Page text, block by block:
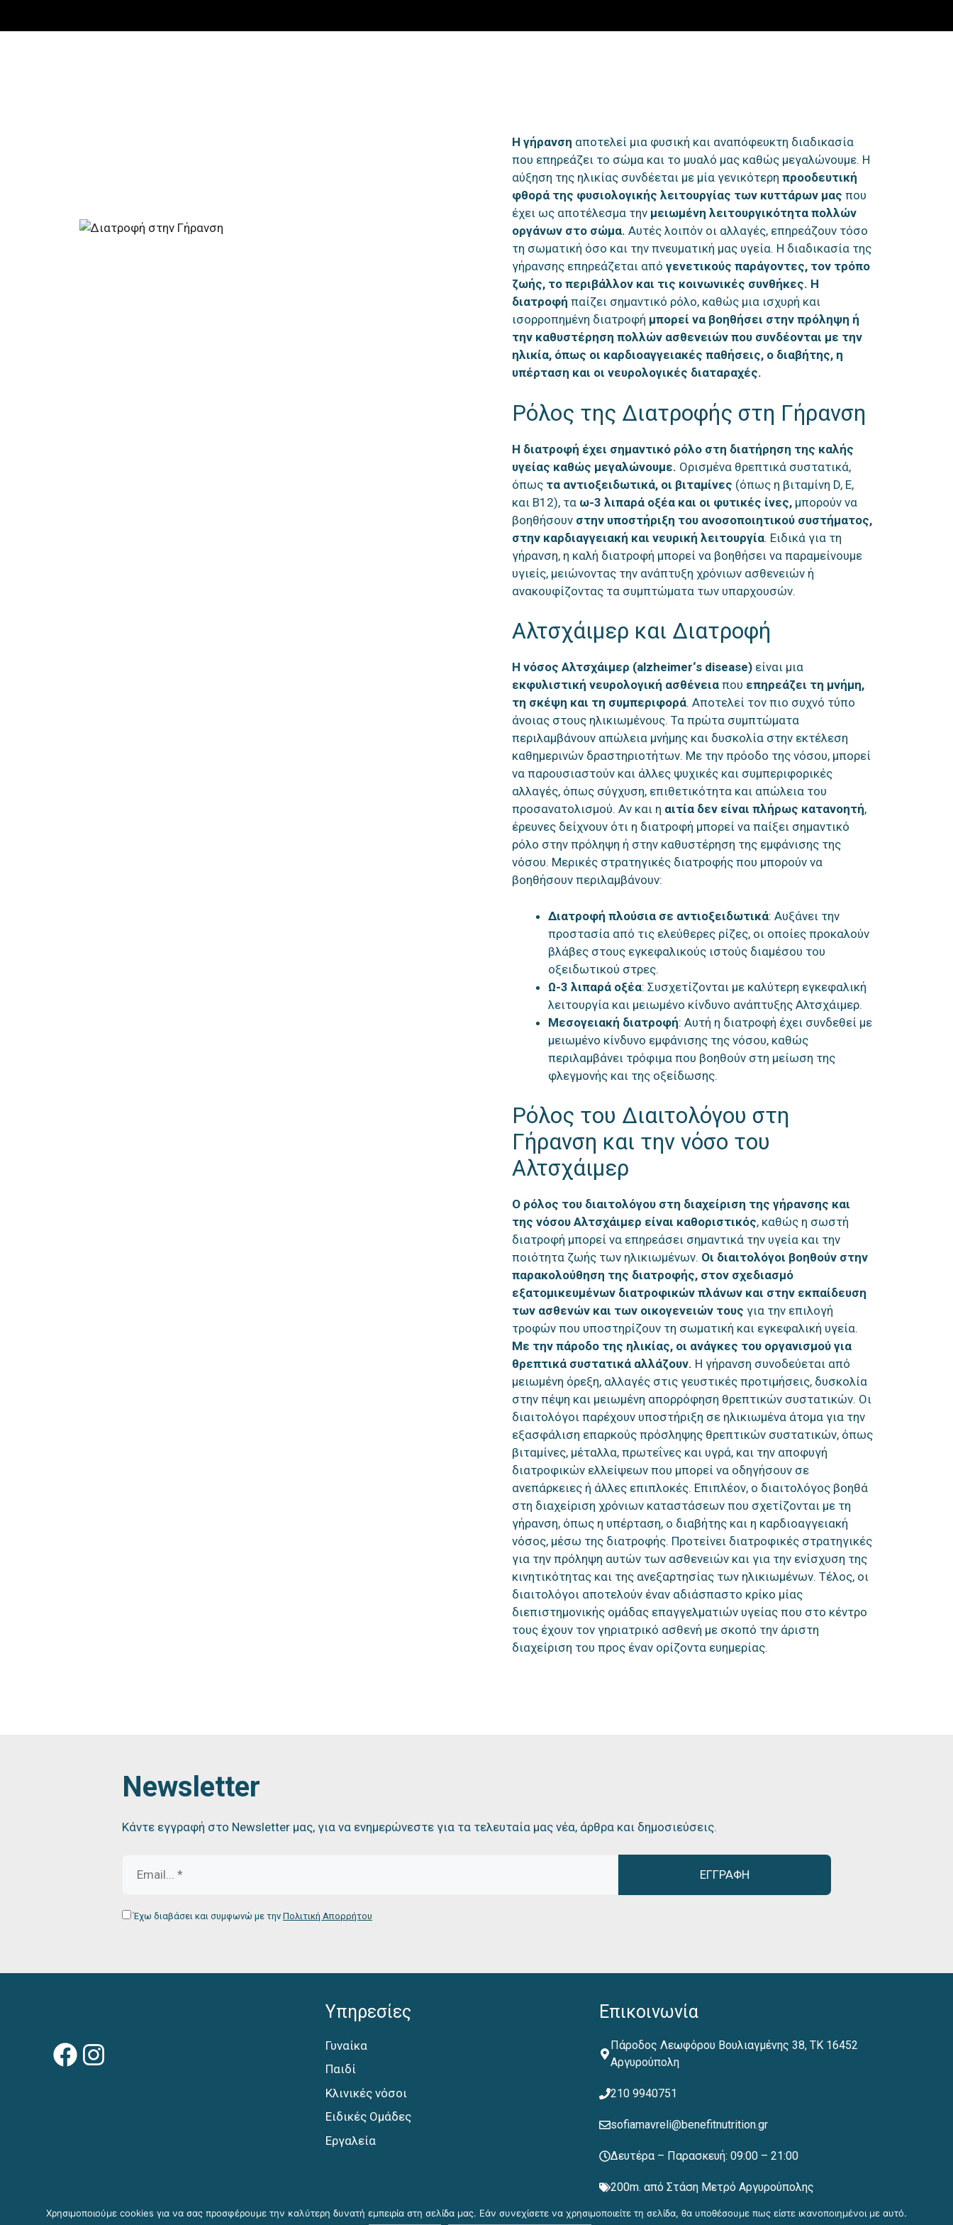
Η γήρανση αποτελεί μια φυσική και αναπόφευκτη διαδικασία
που επηρεάζει το σώμα και το μυαλό μας καθώς μεγαλώνουμε. Η
αύξηση της ηλικίας συνδέεται με μία γενικότερη προοδευτική
φθορά της φυσιολογικής λειτουργίας των κυττάρων μας που
έχει ως αποτέλεσμα την μειωμένη λειτουργικότητα πολλών
οργάνων στο σώμα. Αυτές λοιπόν οι αλλαγές, επηρεάζουν τόσο
τη σωματική όσο και την πνευματική μας υγεία. Η διαδικασία της
γήρανσης επηρεάζεται από γενετικούς παράγοντες, τον τρόπο
ζωής, το περιβάλλον και τις κοινωνικές συνθήκες. Η
διατροφή παίζει σημαντικό ρόλο, καθώς μια ισχυρή και
ισορροπημένη διατροφή μπορεί να βοηθήσει στην πρόληψη ή
την καθυστέρηση πολλών ασθενειών που συνδέονται με την
ηλικία, όπως οι καρδιοαγγειακές παθήσεις, ο διαβήτης, η
υπέρταση και οι νευρολογικές διαταραχές.
Ρόλος της Διατροφής στη Γήρανση
Η διατροφή έχει σημαντικό ρόλο στη διατήρηση της καλής
υγείας καθώς μεγαλώνουμε. Ορισμένα θρεπτικά συστατικά,
όπως τα αντιοξειδωτικά, οι βιταμίνες (όπως η βιταμίνη D, E,
και B12), τα ω-3 λιπαρά οξέα και οι φυτικές ίνες, μπορούν να
βοηθήσουν στην υποστήριξη του ανοσοποιητικού συστήματος,
στην καρδιαγγειακή και νευρική λειτουργία. Ειδικά για τη
γήρανση, η καλή διατροφή μπορεί να βοηθήσει να παραμείνουμε
υγιείς, μειώνοντας την ανάπτυξη χρόνιων ασθενειών ή
ανακουφίζοντας τα συμπτώματα των υπαρχουσών.
Αλτσχάιμερ και Διατροφή
Η νόσος Αλτσχάιμερ (alzheimer‘s disease) είναι μια
εκφυλιστική νευρολογική ασθένεια που επηρεάζει τη μνήμη,
τη σκέψη και τη συμπεριφορά. Αποτελεί τον πιο συχνό τύπο
άνοιας στους ηλικιωμένους. Τα πρώτα συμπτώματα
περιλαμβάνουν απώλεια μνήμης και δυσκολία στην εκτέλεση
καθημερινών δραστηριοτήτων. Με την πρόοδο της νόσου, μπορεί
να παρουσιαστούν και άλλες ψυχικές και συμπεριφορικές
αλλαγές, όπως σύγχυση, επιθετικότητα και απώλεια του
προσανατολισμού. Αν και η αιτία δεν είναι πλήρως κατανοητή,
έρευνες δείχνουν ότι η διατροφή μπορεί να παίξει σημαντικό
ρόλο στην πρόληψη ή στην καθυστέρηση της εμφάνισης της
νόσου. Μερικές στρατηγικές διατροφής που μπορούν να
βοηθήσουν περιλαμβάνουν:
Διατροφή πλούσια σε αντιοξειδωτικά: Αυξάνει την
προστασία από τις ελεύθερες ρίζες, οι οποίες προκαλούν
βλάβες στους εγκεφαλικούς ιστούς διαμέσου του
οξειδωτικού στρες.
Ω-3 λιπαρά οξέα: Συσχετίζονται με καλύτερη εγκεφαλική
λειτουργία και μειωμένο κίνδυνο ανάπτυξης Αλτσχάιμερ.
Μεσογειακή διατροφή: Αυτή η διατροφή έχει συνδεθεί με
μειωμένο κίνδυνο εμφάνισης της νόσου, καθώς
περιλαμβάνει τρόφιμα που βοηθούν στη μείωση της
φλεγμονής και της οξείδωσης.
Ρόλος του Διαιτολόγου στη
Γήρανση και την νόσο του
Αλτσχάιμερ
Ο ρόλος του διαιτολόγου στη διαχείριση της γήρανσης και
της νόσου Αλτσχάιμερ είναι καθοριστικός, καθώς η σωστή
διατροφή μπορεί να επηρεάσει σημαντικά την υγεία και την
ποιότητα ζωής των ηλικιωμένων. Οι διαιτολόγοι βοηθούν στην
παρακολούθηση της διατροφής, στον σχεδιασμό
εξατομικευμένων διατροφικών πλάνων και στην εκπαίδευση
των ασθενών και των οικογενειών τους για την επιλογή
τροφών που υποστηρίζουν τη σωματική και εγκεφαλική υγεία.
Με την πάροδο της ηλικίας, οι ανάγκες του οργανισμού για
θρεπτικά συστατικά αλλάζουν. Η γήρανση συνοδεύεται από
μειωμένη όρεξη, αλλαγές στις γευστικές προτιμήσεις, δυσκολία
στην πέψη και μειωμένη απορρόφηση θρεπτικών συστατικών. Οι
διαιτολόγοι παρέχουν υποστήριξη σε ηλικιωμένα άτομα για την
εξασφάλιση επαρκούς πρόσληψης θρεπτικών συστατικών, όπως
βιταμίνες, μέταλλα, πρωτεΐνες και υγρά, και την αποφυγή
διατροφικών ελλείψεων που μπορεί να οδηγήσουν σε
ανεπάρκειες ή άλλες επιπλοκές. Επιπλέον, ο διαιτολόγος βοηθά
στη διαχείριση χρόνιων καταστάσεων που σχετίζονται με τη
γήρανση, όπως η υπέρταση, ο διαβήτης και η καρδιοαγγειακή
νόσος, μέσω της διατροφής. Προτείνει διατροφικές στρατηγικές
για την πρόληψη αυτών των ασθενειών και για την ενίσχυση της
κινητικότητας και της ανεξαρτησίας των ηλικιωμένων. Τέλος, οι
διαιτολόγοι αποτελούν έναν αδιάσπαστο κρίκο μίας
διεπιστημονικής ομάδας επαγγελματιών υγείας που στο κέντρο
τους έχουν τον γηριατρικό ασθενή με σκοπό την άριστη
διαχείριση του προς έναν ορίζοντα ευημερίας.
Newsletter
Κάντε εγγραφή στο Newsletter μας, για να ενημερώνεστε για τα τελευταία μας νέα, άρθρα και δημοσιεύσεις.
Έχω διαβάσει και συμφωνώ με την Πολιτική Απορρήτου
FacebookInstagram
Υπηρεσίες
Γυναίκα
Παιδί
Κλινικές νόσοι
Ειδικές Ομάδες
Εργαλεία
Επικοινωνία
Πάροδος Λεωφόρου Βουλιαγμένης 38, ΤΚ 16452
Αργυρούπολη
210 9940751
sofiamavreli@benefitnutrition.gr
Δευτέρα – Παρασκευή: 09:00 – 21:00
200m. από Στάση Μετρό Αργυρούπολης
Χρησιμοποιούμε cookies για να σας προσφέρουμε την καλύτερη δυνατή εμπειρία στη σελίδα μας. Εάν συνεχίσετε να χρησιμοποιείτε τη σελίδα, θα υποθέσουμε πως είστε ικανοποιημένοι με αυτό.